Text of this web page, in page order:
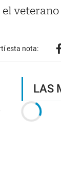
esta nota:
LAS